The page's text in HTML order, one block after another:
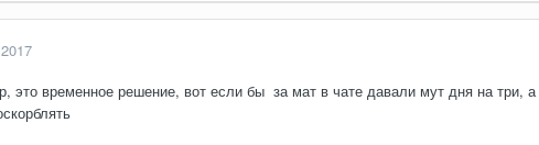
это временное решение, вот если бы за мат в чате давали мут дня на